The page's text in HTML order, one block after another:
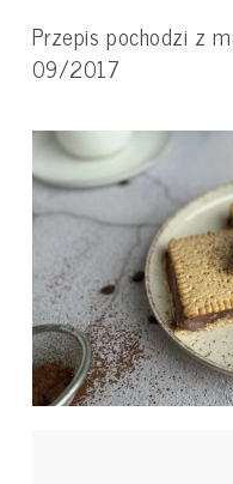
Przepis pochodzi z
09/2017